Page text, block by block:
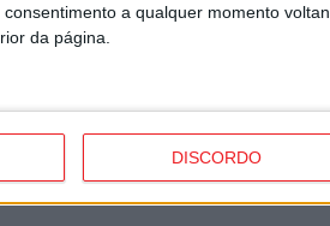
a qualquer momento
da página.
DISCORDO
Rodrigo Ribeiro, João Veloso,